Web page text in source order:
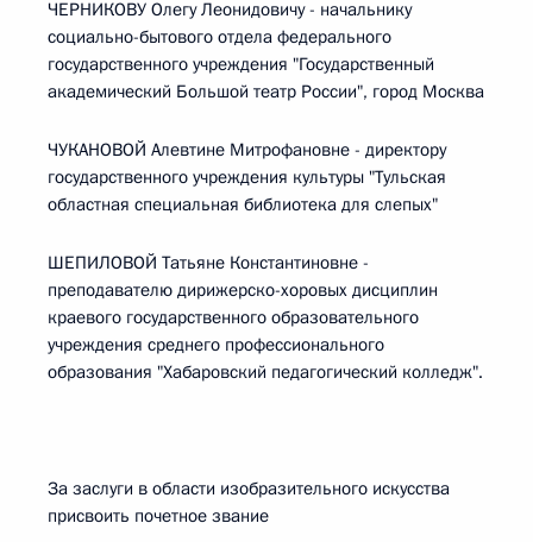
ЧЕРНИКОВУ Олегу Леонидовичу - начальнику
социально-бытового отдела федерального
государственного учреждения "Государственный
академический Большой театр России", город Москва
ЧУКАНОВОЙ Алевтине Митрофановне - директору
государственного учреждения культуры "Тульская
областная специальная библиотека для слепых"
ШЕПИЛОВОЙ Татьяне Константиновне -
преподавателю дирижерско-хоровых дисциплин
краевого государственного образовательного
учреждения среднего профессионального
образования "Хабаровский педагогический колледж".
За заслуги в области изобразительного искусства
присвоить почетное звание